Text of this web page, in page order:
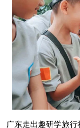
广东走出趣研学旅